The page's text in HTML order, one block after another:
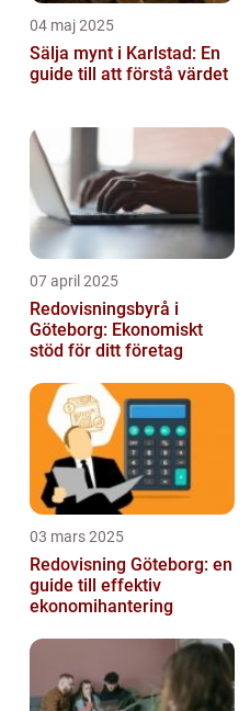
04 maj 2025
Sälja mynt i Karlstad: En
guide till att förstå värdet
07 april 2025
Redovisningsbyrå i
Göteborg: Ekonomiskt
stöd för ditt företag
03 mars 2025
Redovisning Göteborg: en
guide till effektiv
ekonomihantering